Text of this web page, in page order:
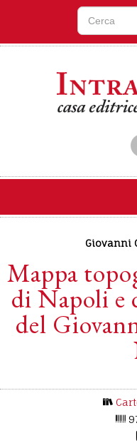
Giovanni
Mappa
di Napoli e
del